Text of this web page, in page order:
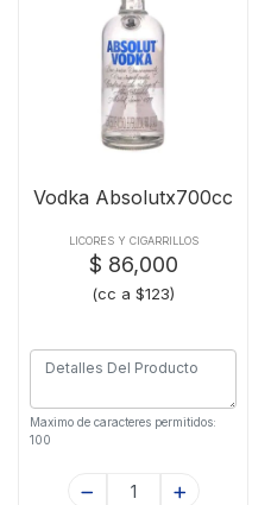
Vodka Absolutx700cc
LICORES Y CIGARRILLOS
$ 86,000
(cc a $123)
Maximo de caracteres permitidos:
100